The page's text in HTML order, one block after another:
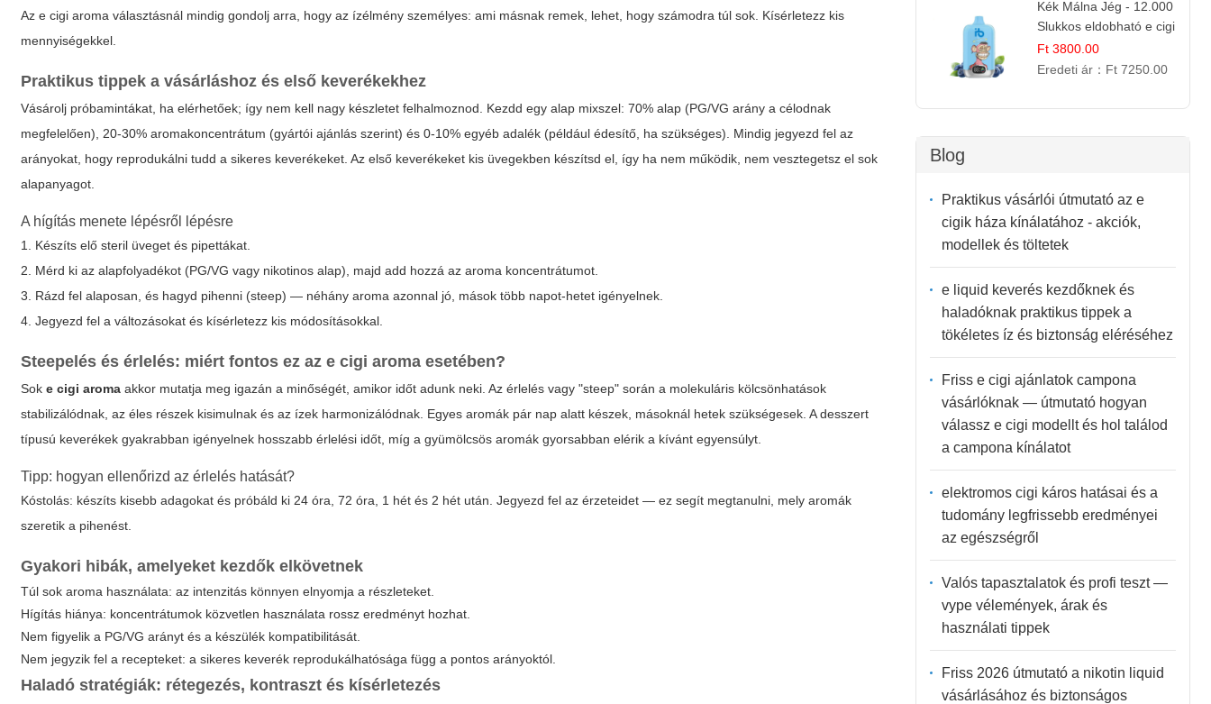
Aze cigi aroma választásnál mindig gondolj arra, hogy az ízélmény személyes: ami másnak remek, lehet, hogy számodra túl sok. Kísérletezz kis
mennyiségekkel.
Praktikus tippek a vásárláshoz és első keverékekhez
Vásárolj próbamintákat, ha elérhetőek; így nem kell nagy készletet felhalmoznod. Kezdd egy alap mixszel: 70% alap (PG/VG arány a célodnak
megfelelően), 20-30% aromakoncentrátum (gyártói ajánlás szerint) és 0-10% egyéb adalék (például édesítő, ha szükséges). Mindig jegyezd fel az
arányokat, hogy reprodukálni tudd a sikeres keverékeket. Az első keverékeket kis üvegekben készítsd el, így ha nem működik, nem vesztegetsz el sok
alapanyagot.
A hígítás menete lépésről lépésre
1. Készíts elő steril üveget és pipettákat.
2. Mérd ki az alapfolyadékot (PG/VG vagy nikotinos alap), majd add hozzá az aroma koncentrátumot.
3. Rázd fel alaposan, és hagyd pihenni (steep) — néhány aroma azonnal jó, mások több napot-hetet igényelnek.
4. Jegyezd fel a változásokat és kísérletezz kis módosításokkal.
Steepelés és érlelés: miért fontos ez az e cigi aroma esetében?
Soke cigi aroma akkor mutatja meg igazán a minőségét, amikor időt adunk neki. Az érlelés vagy "steep" során a molekuláris kölcsönhatások
stabilizálódnak, az éles részek kisimulnak és az ízek harmonizálódnak. Egyes aromák pár nap alatt készek, másoknál hetek szükségesek. A desszert
típusú keverékek gyakrabban igényelnek hosszabb érlelési időt, míg a gyümölcsös aromák gyorsabban elérik a kívánt egyensúlyt.
Tipp: hogyan ellenőrizd az érlelés hatását?
Kóstolás: készíts kisebb adagokat és próbáld ki 24 óra, 72 óra, 1 hét és 2 hét után. Jegyezd fel az érzeteidet — ez segít megtanulni, mely aromák
szeretik a pihenést.
Gyakori hibák, amelyeket kezdők elkövetnek
Túl sok aroma használata: az intenzitás könnyen elnyomja a részleteket.
Hígítás hiánya: koncentrátumok közvetlen használata rossz eredményt hozhat.
Nem figyelik a PG/VG arányt és a készülék kompatibilitását.
Nem jegyzik fel a recepteket: a sikeres keverék reprodukálhatósága függ a pontos arányoktól.
Haladó stratégiák: rétegezés, kontraszt és kísérletezés
Kék Málna Jég - 12.000
Slukkos eldobható e cigi
| Frissítő Bogyós Íz
Ft 3800.00
Eredeti ár： Ft 7250.00
Blog
Praktikus vásárlói útmutató az e
cigik háza kínálatához - akciók,
modellek és töltetek
e liquid keverés kezdőknek és
haladóknak praktikus tippek a
tökéletes íz és biztonság eléréséhez
Friss e cigi ajánlatok campona
vásárlóknak — útmutató hogyan
válassz e cigi modellt és hol találod
a campona kínálatot
elektromos cigi káros hatásai és a
tudomány legfrissebb eredményei
az egészségről
Valós tapasztalatok és profi teszt —
vype vélemények, árak és
használati tippek
Friss 2026 útmutató a nikotin liquid
vásárlásához és biztonságos